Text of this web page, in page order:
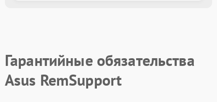
Гарантийные обязательства
Asus RemSupport